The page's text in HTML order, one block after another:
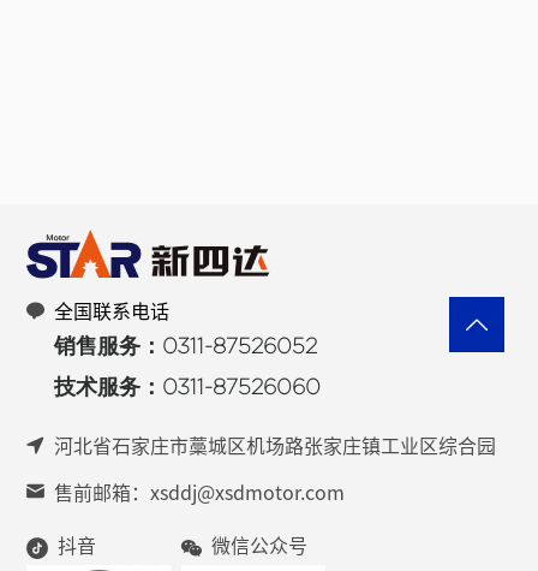
全国联系电话
销售服务：0311-87526052
技术服务：0311-87526060
河北省石家庄市藁城区机场路张家庄镇工业区综合园
售前邮箱：xsddj@xsdmotor.com
抖音 微信公众号